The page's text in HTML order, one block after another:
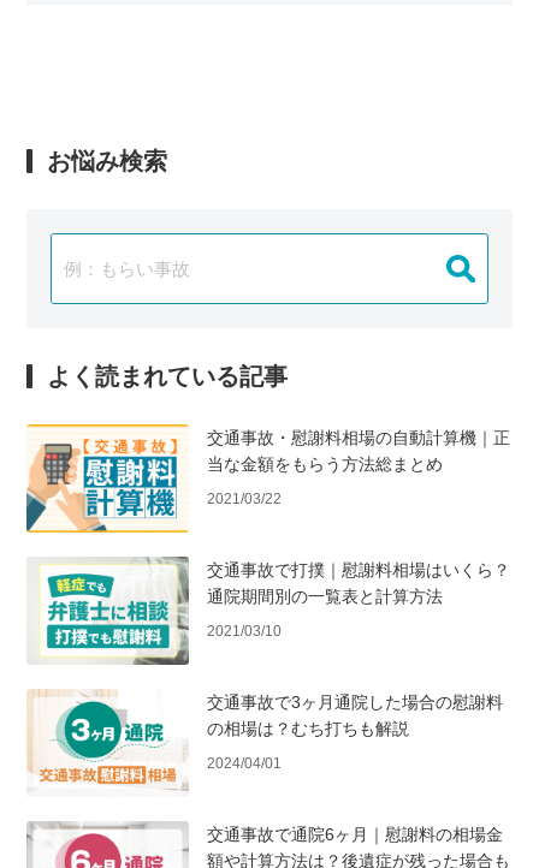
お悩み検索
よく読まれている記事
交通事故・慰謝料相場の自動計算機｜正
当な金額をもらう方法総まとめ
2021/03/22
交通事故で打撲｜慰謝料相場はいくら？
通院期間別の一覧表と計算方法
2021/03/10
交通事故で3ヶ月通院した場合の慰謝料
の相場は？むち打ちも解説
2024/04/01
交通事故で通院6ヶ月｜慰謝料の相場金
額や計算方法は？後遺症が残った場合も